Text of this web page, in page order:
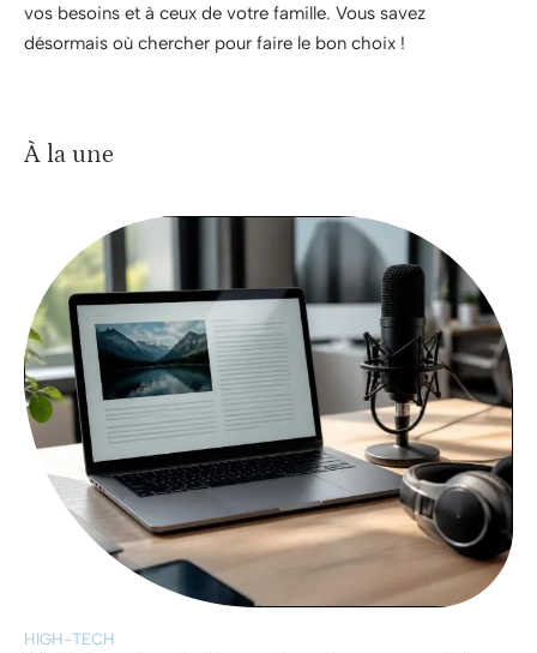
vos besoins et à ceux de votre famille. Vous savez
désormais où chercher pour faire le bon choix !
À la une
HIGH-TECH